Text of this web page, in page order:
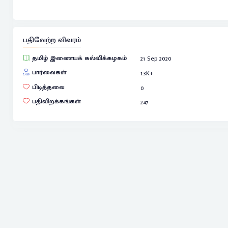
பதிவேற்ற விவரம்
தமிழ் இணையக் கல்விக்கழகம்
21 Sep 2020
பார்வைகள்
1.3K+
பிடித்தவை
0
பதிவிறக்கங்கள்
247